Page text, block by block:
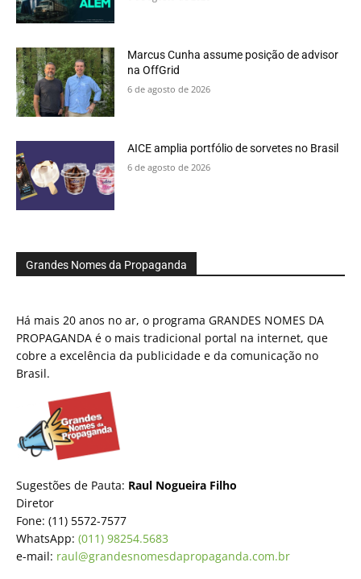
Marcus Cunha assume posição de advisor
na OffGrid
6 de agosto de 2026
AICE amplia portfólio de sorvetes no Brasil
6 de agosto de 2026
Grandes Nomes da Propaganda
Há mais 20 anos no ar, o programa GRANDES NOMES DA
PROPAGANDA é o mais tradicional portal na internet, que
cobre a excelência da publicidade e da comunicação no
Brasil.
Sugestões de Pauta: Raul Nogueira Filho
Diretor
Fone: (11) 5572-7577
WhatsApp: (011) 98254.5683
e-mail: raul@grandesnomesdapropaganda.com.br